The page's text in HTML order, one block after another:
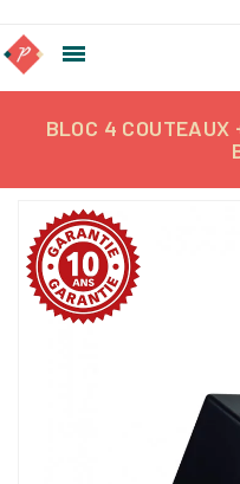

BLOC 4 COUTEAUX